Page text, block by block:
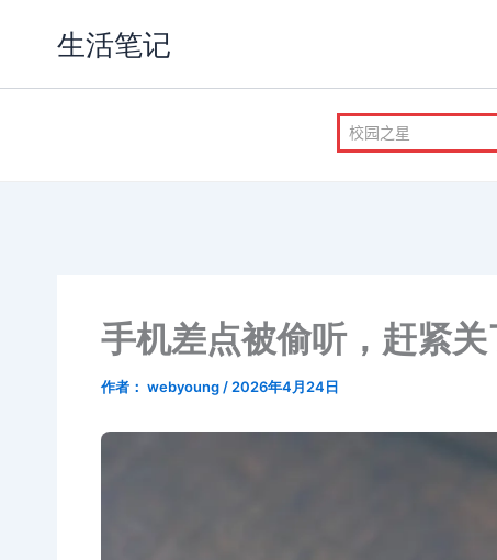
生活笔记
手机差点被偷听，赶紧
作者： webyoung / 2026年4月24日